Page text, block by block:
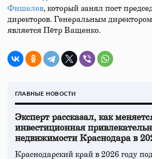
Фишелев, который занял пост
директоров. Генеральным
является Пётр Ващенко.
ГЛАВНЫЕ НОВОСТИ
Эксперт рассказал, как
инвестиционная
недвижимости Краснодара в
Краснодарский край в 2026 году